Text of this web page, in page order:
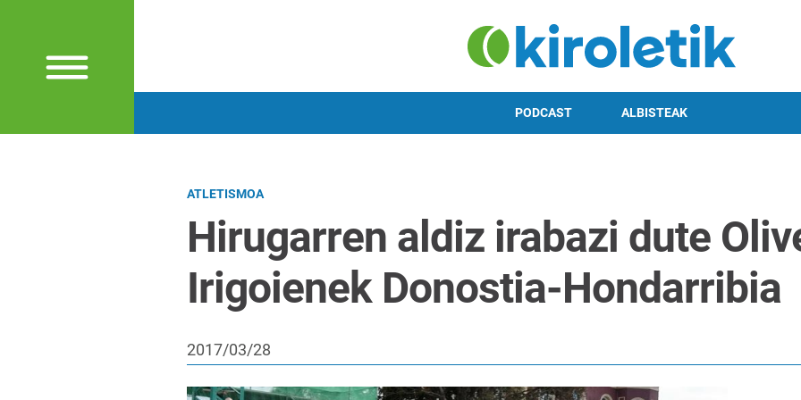
PODCAST ALBISTEAK
ATLETISMOA
Hirugarren aldiz irabazi dute
Irigoienek Donostia-Hondarribia
2017/03/28